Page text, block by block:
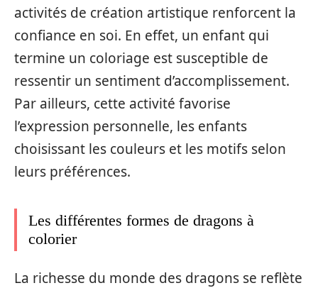
activités de création artistique renforcent la
confiance en soi. En effet, un enfant qui
termine un coloriage est susceptible de
ressentir un sentiment d’accomplissement.
Par ailleurs, cette activité favorise
l’expression personnelle, les enfants
choisissant les couleurs et les motifs selon
leurs préférences.
Les différentes formes de dragons à
colorier
La richesse du monde des dragons se reflète